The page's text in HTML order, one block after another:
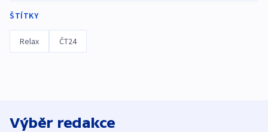
ŠTÍTKY
Relax ČT24
Výběr redakce